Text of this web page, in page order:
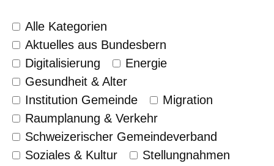
Alle Kategorien
Aktuelles aus Bundesbern
Digitalisierung
Energie
Gesundheit & Alter
Institution Gemeinde
Migration
Raumplanung & Verkehr
Schweizerischer Gemeinde­verband
Soziales & Kultur
Stellungnahmen